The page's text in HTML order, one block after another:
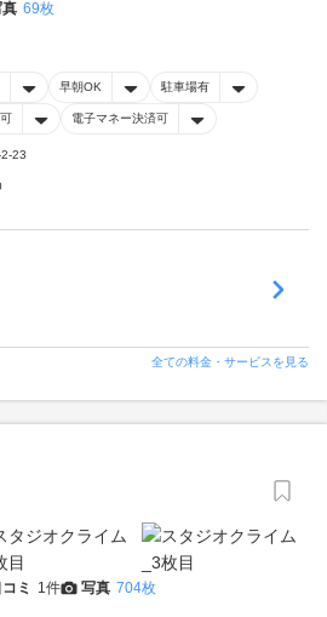
69枚
早朝OK 駐車場有
電子マネー決済可
23
全ての料金・サービスを見る
ミ 1件 写真 704枚